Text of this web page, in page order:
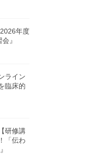
年度
』
ライン
臨床的
研修講
「伝わ